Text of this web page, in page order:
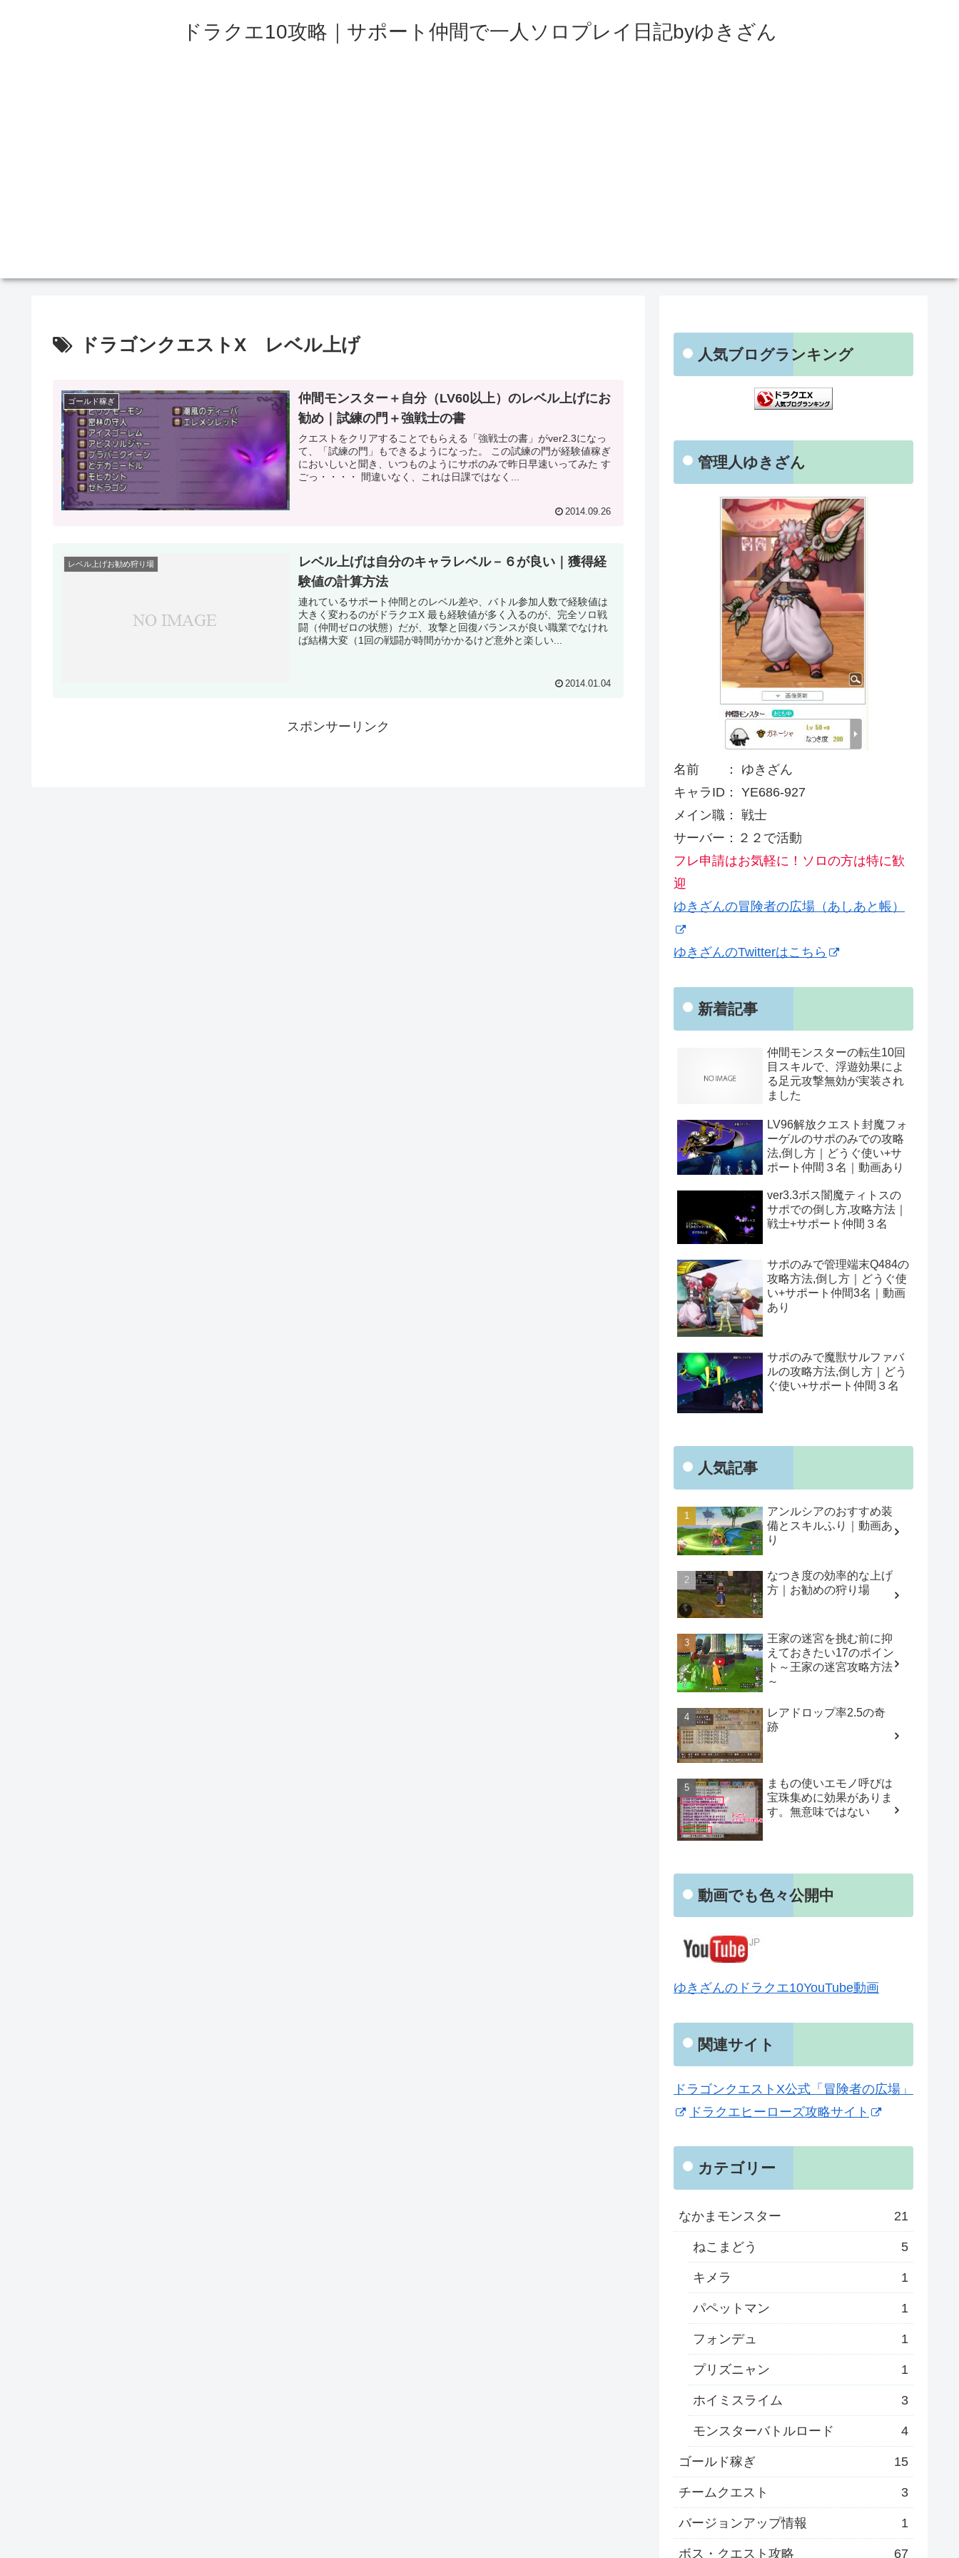
ドラクエ10攻略｜サポート仲間で一人ソロプレイ日記byゆきざん
ドラゴンクエストX レベル上げ
ゴールド稼ぎ
仲間モンスター＋自分（LV60以上）のレベル上げにお
勧め｜試練の門＋強戦士の書
クエストをクリアすることでもらえる「強戦士の書」がver2.3になっ
て、「試練の門」もできるようになった。 この試練の門が経験値稼ぎ
においしいと聞き、いつものようにサポのみで昨日早速いってみた す
ごっ・・・・ 間違いなく、これは日課ではなく...
2014.09.26
レベル上げお勧め狩り場
レベル上げは自分のキャラレベル－６が良い｜獲得経
験値の計算方法
連れているサポート仲間とのレベル差や、バトル参加人数で経験値は
大きく変わるのがドラクエX 最も経験値が多く入るのが、完全ソロ戦
闘（仲間ゼロの状態）だが、攻撃と回復バランスが良い職業でなけれ
ば結構大変（1回の戦闘が時間がかかるけど意外と楽しい...
2014.01.04
スポンサーリンク
人気ブログランキング
管理人ゆきざん
名前 ： ゆきざん
キャラID： YE686-927
メイン職： 戦士
サーバー：２２で活動
フレ申請はお気軽に！ソロの方は特に歓
迎
ゆきざんの冒険者の広場（あしあと帳）
ゆきざんのTwitterはこちら
新着記事
仲間モンスターの転生10回
目スキルで、浮遊効果によ
る足元攻撃無効が実装され
ました
LV96解放クエスト封魔フォ
ーゲルのサポのみでの攻略
法,倒し方｜どうぐ使い+サ
ポート仲間３名｜動画あり
ver3.3ボス闇魔ティトスの
サポでの倒し方,攻略方法｜
戦士+サポート仲間３名
サポのみで管理端末Q484の
攻略方法,倒し方｜どうぐ使
い+サポート仲間3名｜動画
あり
サポのみで魔獣サルファバ
ルの攻略方法,倒し方｜どう
ぐ使い+サポート仲間３名
人気記事
アンルシアのおすすめ装
備とスキルふり｜動画あ
り
なつき度の効率的な上げ
方｜お勧めの狩り場
王家の迷宮を挑む前に抑
えておきたい17のポイン
ト～王家の迷宮攻略方法
～
レアドロップ率2.5の奇
跡
まもの使いエモノ呼びは
宝珠集めに効果がありま
す。無意味ではない
動画でも色々公開中
ゆきざんのドラクエ10YouTube動画
関連サイト
ドラゴンクエストX公式「冒険者の広場」
ドラクエヒーローズ攻略サイト
カテゴリー
なかまモンスター 21
ねこまどう 5
キメラ 1
パペットマン 1
フォンデュ 1
プリズニャン 1
ホイミスライム 3
モンスターバトルロード 4
ゴールド稼ぎ 15
チームクエスト 3
バージョンアップ情報 1
ボス・クエスト攻略 67